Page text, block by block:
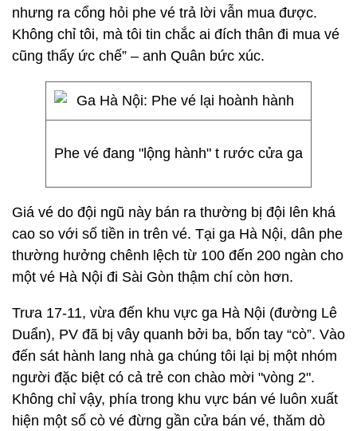
nhưng ra cổng hỏi phe vé trả lời vẫn mua được.
Không chỉ tôi, mà tôi tin chắc ai đích thân đi mua vé
cũng thấy ức chế” – anh Quân bức xúc.
Phe vé đang "lộng hành" t rước cửa ga
Giá vé do đội ngũ này bán ra thường bị đội lên khá
cao so với số tiền in trên vé. Tại ga Hà Nội, dân phe
thường hưởng chênh lệch từ 100 đến 200 ngàn cho
một vé Hà Nội đi Sài Gòn thậm chí còn hơn.
Trưa 17-11, vừa đến khu vực ga Hà Nội (đường Lê
Duẩn), PV đã bị vây quanh bởi ba, bốn tay “cò”. Vào
đến sát hành lang nhà ga chúng tôi lại bị một nhóm
người đặc biệt có cả trẻ con chào mời "vòng 2".
Không chỉ vậy, phía trong khu vực bán vé luôn xuất
hiện một số cò vé đừng gần cửa bán vé, thăm dò